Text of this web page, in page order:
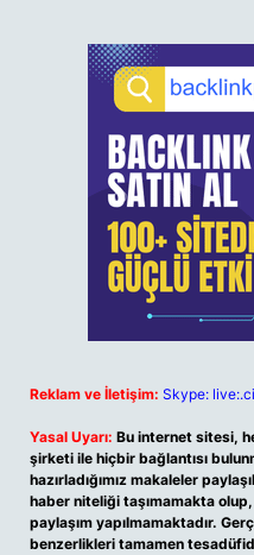
Reklam ve İletişim: Skype:
Yasal Uyarı: Bu internet sitesi,
şirketi ile hiçbir bağlantısı
hazırladığımız makaleler
haber niteliği taşımamakta
paylaşım yapılmamaktadır.
benzerlikleri tamamen